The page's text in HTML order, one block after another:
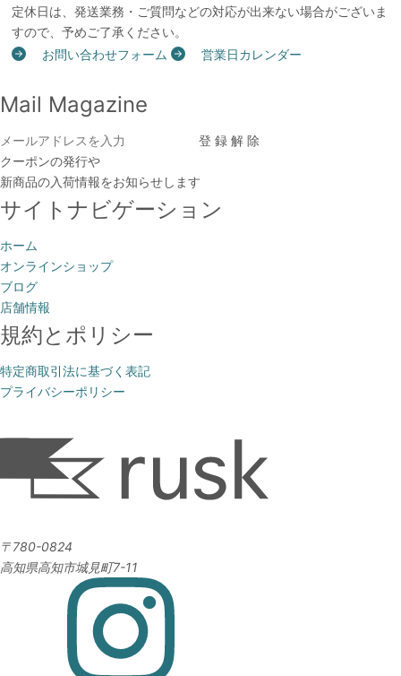
定休日は、発送業務・ご質問などの対応が出来ない場合がございま
すので、予めご了承ください。
お問い合わせフォーム
営業日カレンダー
Mail Magazine
クーポンの発行や
新商品の入荷情報をお知らせします
サイトナビゲーション
ホーム
オンラインショップ
ブログ
店舗情報
規約とポリシー
特定商取引法に基づく表記
プライバシーポリシー
〒780-0824
高知県高知市城見町7-11